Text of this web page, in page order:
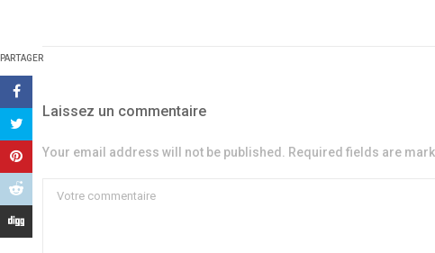
PARTAGER
Laissez un commentaire
Your email address will not be published. Required fields are